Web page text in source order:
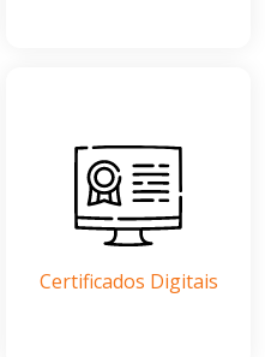
Certificados Digitais